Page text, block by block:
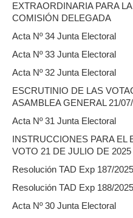
EXTRAORDINARIA PARA
COMISIÓN DELEGADA
Acta Nº 34 Junta Electoral
Acta Nº 33 Junta Electoral
Acta Nº 32 Junta Electoral
ESCRUTINIO DE LAS
ASAMBLEA GENERAL 21/
Acta Nº 31 Junta Electoral
INSTRUCCIONES PARA EL
VOTO 21 DE JULIO DE 2025
Resolución TAD Exp 187/2025
Resolución TAD Exp 188/2025
Acta Nº 30 Junta Electoral